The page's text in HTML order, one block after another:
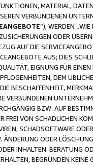
MATERIAL,
VERBUNDENEN
“), WERDEN
ODER
AUF DIE
AUS; DIES
EIGNUNG FÜR
DEM
BESCHAFFENHEIT,
VERBUNDENEN
BZW. AUF
FREI VON SCHÄDLICHEN
SCHADSOFTWARE
ÄNDERUNG ODER
INHALTEN. BERATUNG
BEGRÜNDEN